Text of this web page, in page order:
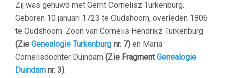
Zij was gehuwd met Gerrit Cornelisz Turkenburg.
Geboren 10 januari 1723 te Oudshoorn, overleden 1806
te Oudshoorn. Zoon van Cornelis Hendrikz Turkenburg
(Zie Genealogie Turkenburg nr. 7) en Maria
Cornelisdochter Duindam (Zie FragmentGenealogie
Duindam nr. 3).